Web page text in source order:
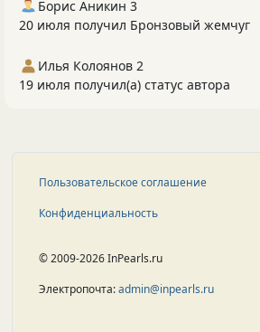
Борис Аникин 3
20 июля получил Бронзовый жемчуг
Илья Колоянов 2
19 июля получил(а) статус автора
Пользовательское соглашение
Конфиденциальность
© 2009-2026 InPearls.ru
Электропочта:admin@inpearls.ru